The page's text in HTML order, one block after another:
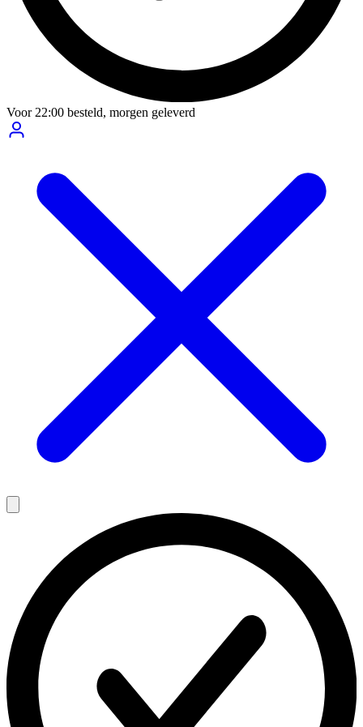
Voor22:00 besteld, morgen geleverd